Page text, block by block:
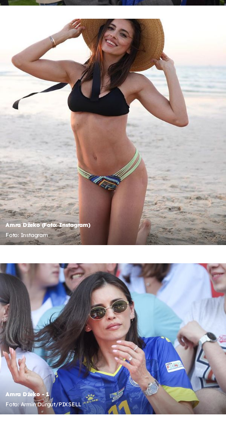
Amra Džeko (Foto: Instagram)
Foto: Instagram
Amra Džeko - 1
Foto: Armin Durgut/PIXSELL